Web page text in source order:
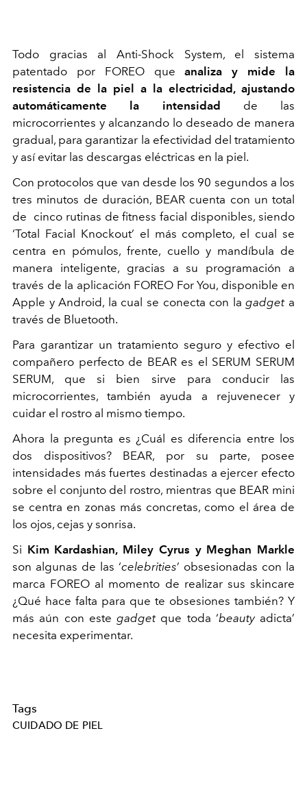
Todo gracias al Anti-Shock System, el sistema
patentado por FOREO queanaliza y mide la
resistencia de la piel a la electricidad, ajustando
automáticamente la intensidad de las
microcorrientes y alcanzando lo deseado de manera
gradual, para garantizar la efectividad del tratamiento
y así evitar las descargas eléctricas en la piel.
Con protocolos que van desde los 90 segundos a los
tres minutos de duración, BEAR cuenta con un total
de cinco rutinas de fitness facial disponibles, siendo
‘Total Facial Knockout’ el más completo, el cual se
centra en pómulos, frente, cuello y mandíbula de
manera inteligente, gracias a su programación a
través de la aplicación FOREO For You, disponible en
Apple y Android, la cual se conecta con lagadgeta
través de Bluetooth.
Para garantizar un tratamiento seguro y efectivo el
compañero perfecto de BEAR es el SERUM SERUM
SERUM, que si bien sirve para conducir las
microcorrientes, también ayuda a rejuvenecer y
cuidar el rostro al mismo tiempo.
Ahora la pregunta es ¿Cuál es diferencia entre los
dos dispositivos? BEAR, por su parte, posee
intensidades más fuertes destinadas a ejercer efecto
sobre el conjunto del rostro, mientras que BEAR mini
se centra en zonas más concretas, como el área de
los ojos, cejas y sonrisa.
Si Kim Kardashian, Miley Cyrus y Meghan Markle
son algunas de las ‘celebrities’ obsesionadas con la
marca FOREO al momento de realizar sus skincare
¿Qué hace falta para que te obsesiones también? Y
más aún con este gadgetque toda ‘beautyadicta’
necesita experimentar.
Tags
CUIDADO DE PIEL